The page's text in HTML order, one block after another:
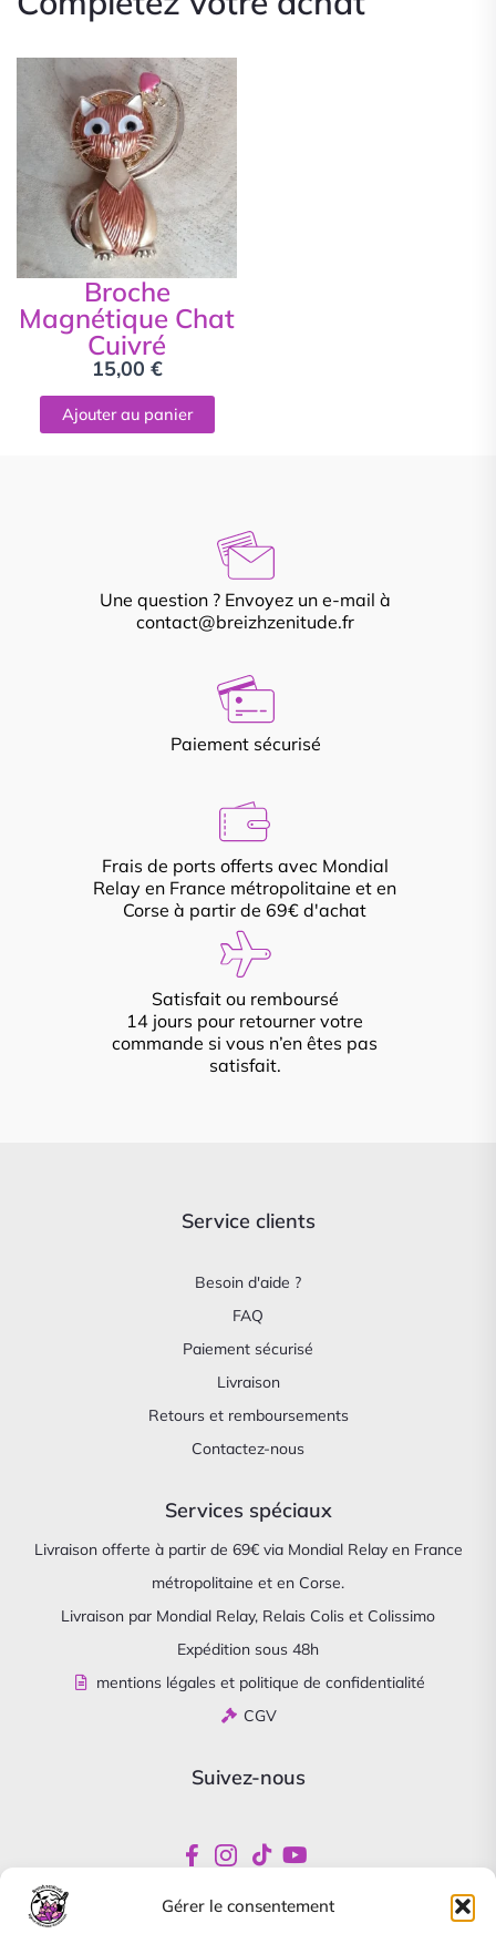
Gérer le consentement
Broche
Magnétique Chat
Cuivré
15,00 €
Ajouter au panier
Une question ? Envoyez un e-mail à
contact@breizhzenitude.fr
Paiement sécurisé
Frais de ports offerts avec Mondial
Relay en France métropolitaine et en
Corse à partir de 69€ d'achat
Satisfait ou remboursé
14 jours pour retourner votre
commande si vous n’en êtes pas
satisfait.
Service clients
Besoin d'aide ?
FAQ
Paiement sécurisé
Livraison
Retours et remboursements
Contactez-nous
Services spéciaux
Livraison offerte à partir de 69€ via Mondial Relay en France
métropolitaine et en Corse.
Livraison par Mondial Relay, Relais Colis et Colissimo
Expédition sous 48h
mentions légales et politique de confidentialité
CGV
Suivez-nous
Newsletter